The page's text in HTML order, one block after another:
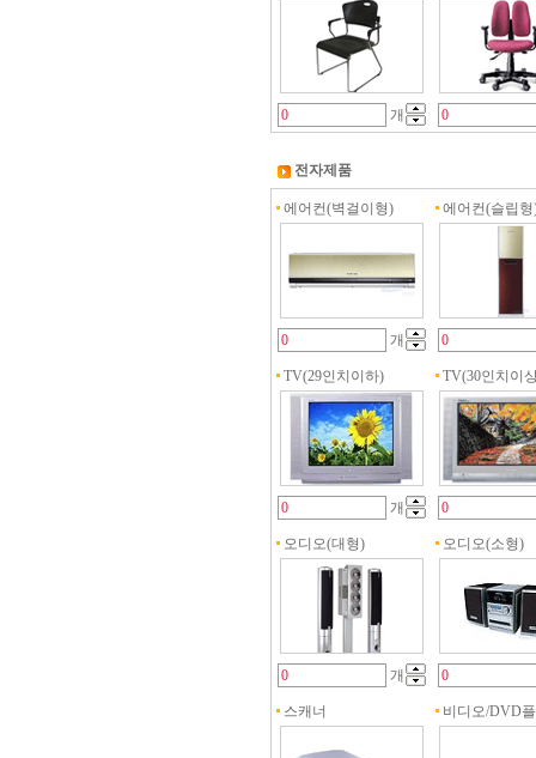
개
전자제품
에어컨(벽걸이형) 에어컨(슬립형
개
TV(29인치이하) TV(30인치이
개
오디오(대형) 오디오(소형)
개
스캐너 비디오/DVD